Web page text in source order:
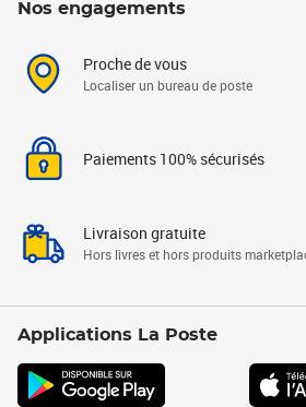
Nos engagements
Proche de vous
Localiser un bureau de poste
Paiements 100% sécurisés
Livraison gratuite
Hors livres et hors produits
Applications La Poste